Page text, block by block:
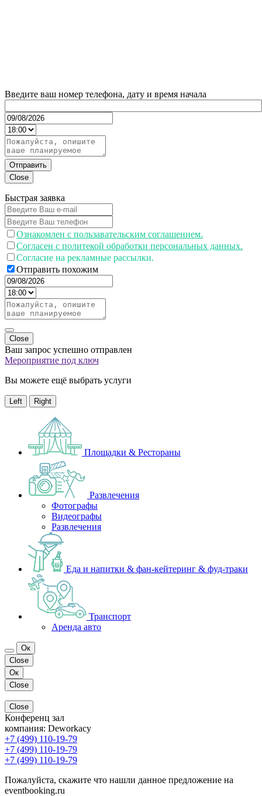
Введите ваш номер телефона, дату и время начала
Отправить
Close
Быстрая заявка
Ознакомлен с пользавательским соглашением.
Согласен с политекой обработки персональных данных.
Согласие на рекламные рассылки.
Отправить похожим
Close
Ваш запрос успешно отправлен
Мероприятие под ключ
Вы можете ещё выбрать услуги
Left Right
Площадки & Рестораны
Развлечения
Фотографы
Видеографы
Развлечения
Еда и напитки & фан-кейтеринг & фуд-траки
Транспорт
Аренда авто
Ок
Close
Ок
Close
Close
Конференц зал
компания: Deworkacy
+7 (499) 110-19-79
+7 (499) 110-19-79
+7 (499) 110-19-79
Пожалуйста, скажите что нашли данное предложение на
eventbooking.ru